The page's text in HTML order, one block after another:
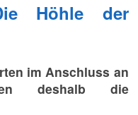
Höhle der
im Anschluss an
deshalb die